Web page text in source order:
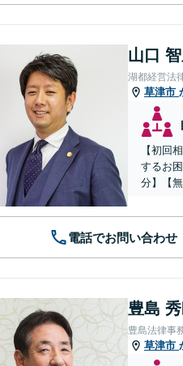
山口
湖都経営法
草津市
【初回
するお
分】【
電話でお問い合わせ
豊島
豊島法律事
草津市